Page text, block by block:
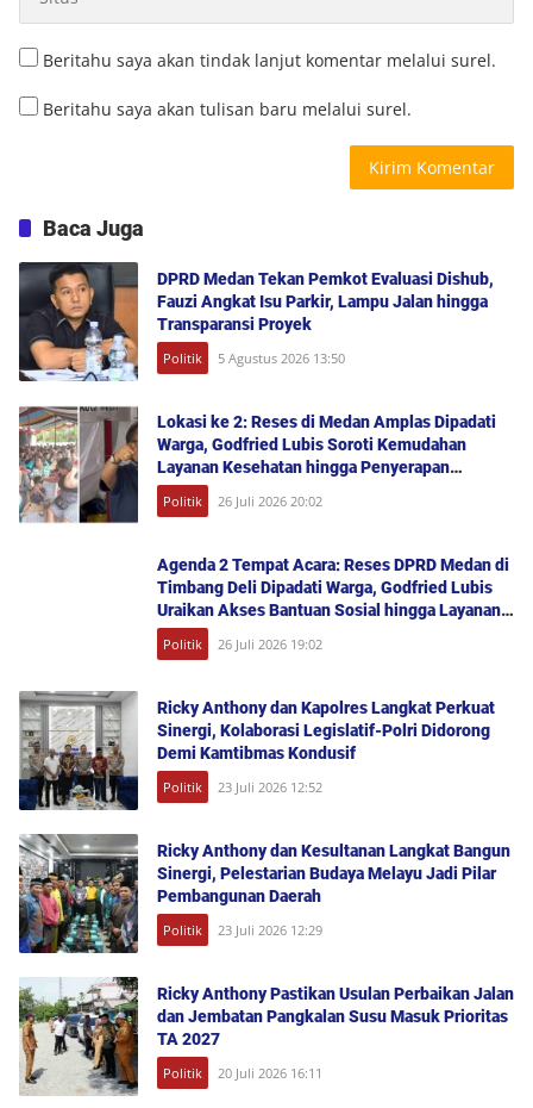
Beritahu saya akan tindak lanjut komentar melalui surel.
Beritahu saya akan tulisan baru melalui surel.
Baca Juga
DPRD Medan Tekan Pemkot Evaluasi Dishub,
Fauzi Angkat Isu Parkir, Lampu Jalan hingga
Transparansi Proyek
Politik 5 Agustus 2026 13:50
Lokasi ke 2: Reses di Medan Amplas Dipadati
Warga, Godfried Lubis Soroti Kemudahan
Layanan Kesehatan hingga Penyerapan
Aspirasi Publik
Politik 26 Juli 2026 20:02
Agenda 2 Tempat Acara: Reses DPRD Medan di
Timbang Deli Dipadati Warga, Godfried Lubis
Uraikan Akses Bantuan Sosial hingga Layanan
UHC
Politik 26 Juli 2026 19:02
Ricky Anthony dan Kapolres Langkat Perkuat
Sinergi, Kolaborasi Legislatif-Polri Didorong
Demi Kamtibmas Kondusif
Politik 23 Juli 2026 12:52
Ricky Anthony dan Kesultanan Langkat Bangun
Sinergi, Pelestarian Budaya Melayu Jadi Pilar
Pembangunan Daerah
Politik 23 Juli 2026 12:29
Ricky Anthony Pastikan Usulan Perbaikan Jalan
dan Jembatan Pangkalan Susu Masuk Prioritas
TA 2027
Politik 20 Juli 2026 16:11